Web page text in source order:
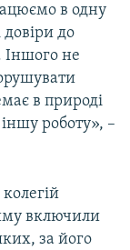
в одну
довіри до
Іншого не
в природі
роботу», –
включили
за його